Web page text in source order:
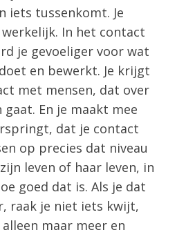
iets tussenkomt. Je
In het contact
je gevoeliger voor wat
en bewerkt. Je krijgt
met mensen, dat over
gaat. En je maakt mee
dat je contact
op precies dat niveau
leven of haar leven, in
goed dat is. Als je dat
raak je niet iets kwijt,
maar meer en